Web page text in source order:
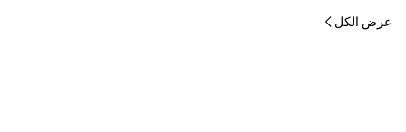
عرض الكل